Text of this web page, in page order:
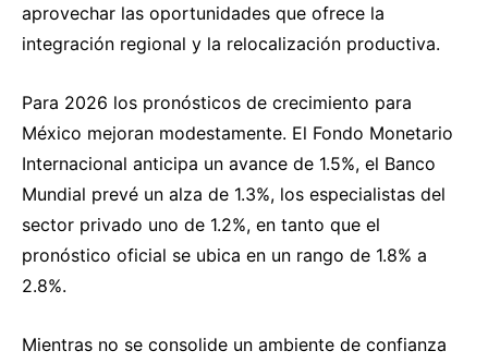
aprovechar las oportunidades que ofrece la
integración regional y la relocalización productiva.
Para 2026 los pronósticos de crecimiento para
México mejoran modestamente. El Fondo Monetario
Internacional anticipa un avance de 1.5%, el Banco
Mundial prevé un alza de 1.3%, los especialistas del
sector privado uno de 1.2%, en tanto que el
pronóstico oficial se ubica en un rango de 1.8% a
2.8%.
Mientras no se consolide un ambiente de confianza